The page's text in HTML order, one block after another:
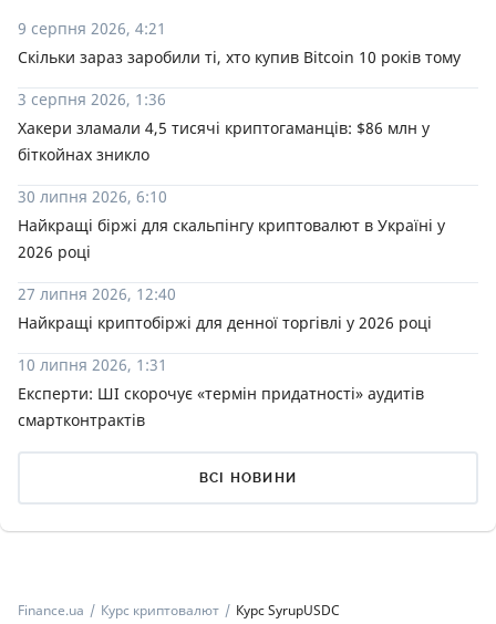
9 серпня 2026, 4:21
Скільки зараз заробили ті, хто купив Bitcoin 10 років тому
3 серпня 2026, 1:36
Хакери зламали 4,5 тисячі криптогаманців: $86 млн у
біткойнах зникло
30 липня 2026, 6:10
Найкращі біржі для скальпінгу криптовалют в Україні у
2026 році
27 липня 2026, 12:40
Найкращі криптобіржі для денної торгівлі у 2026 році
10 липня 2026, 1:31
Експерти: ШІ скорочує «термін придатності» аудитів
смартконтрактів
ВСІ НОВИНИ
Finance.ua Курс криптовалют Курс SyrupUSDC